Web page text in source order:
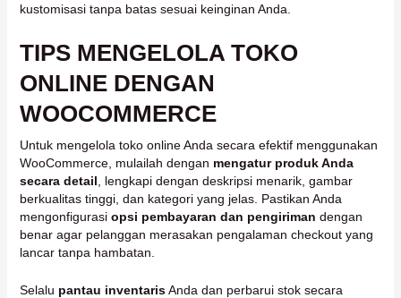
kustomisasi tanpa batas sesuai keinginan Anda.
TIPS MENGELOLA TOKO
ONLINE DENGAN
WOOCOMMERCE
Untuk mengelola toko online Anda secara efektif menggunakan
WooCommerce, mulailah dengan mengatur produk Anda
secara detail , lengkapi dengan deskripsi menarik, gambar
berkualitas tinggi, dan kategori yang jelas. Pastikan Anda
mengonfigurasi opsi pembayaran dan pengiriman dengan
benar agar pelanggan merasakan pengalaman checkout yang
lancar tanpa hambatan.
Selalu pantau inventarisAnda dan perbarui stok secara